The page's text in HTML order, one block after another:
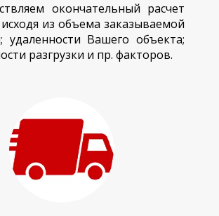
окончательный расчет
из объема заказываемой
удаленности Вашего объекта;
разгрузки и пр. факторов.